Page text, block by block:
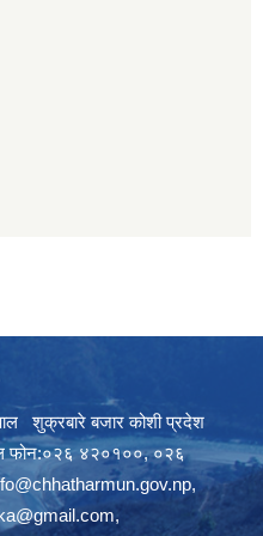
शुक्रबारे बजार कोशी प्रदेश
फोन:०२६ ४२०१००, ०२६
,
,